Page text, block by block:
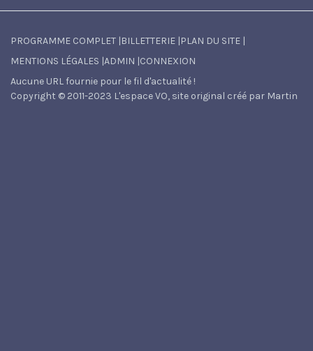
PROGRAMME COMPLET |BILLETTERIE |PLAN DU SITE |
MENTIONS LÉGALES |ADMIN |CONNEXION
Aucune URL fournie pour le fil d'actualité !
Copyright © 2011-2023 L'espace VO, site original créé par Martin